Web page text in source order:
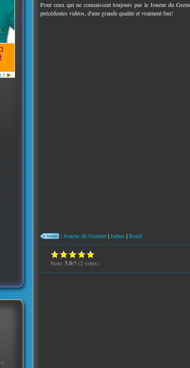
::
Pour ceux qui ne connaissent toujours pas le Joueur du
précédentes vidéos, d'une grande qualité et vraiment fun!
:Joueur du Grenier|James |Bond
Note: 5.0/5 (2 votes)